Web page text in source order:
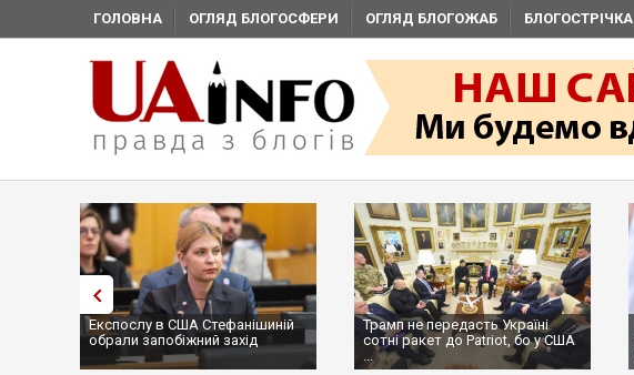
ГОЛОВНА ОГЛЯД БЛОГОСФЕРИ ОГЛЯД БЛОГОЖАБ БЛОГОСТРІЧКА
Експослу в США Стефанішиній
обрали запобіжний захід
Трамп не передасть Україні
сотні ракет до Patriot, бо у США
...